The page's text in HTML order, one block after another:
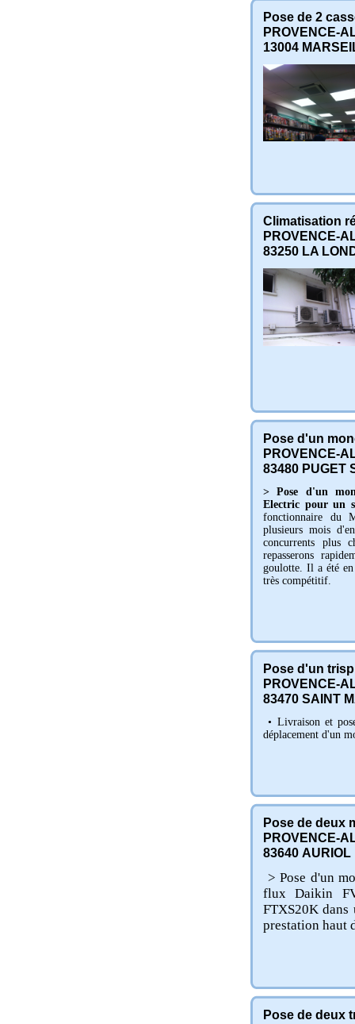
Pose de 2
PROVENCE-
13004
Climatisation
PROVENCE-
83250 LA
Pose d'un
PROVENCE-
83480 PUGET
> Pose d'un
Electric pour un
fonctionnaire du
plusieurs mois
concurrents plus
repasserons
goulotte. Il a été
très compétitif.
Pose d'un
PROVENCE-
83470 SAINT
• Livraison et
déplacement d'un
Pose de deux
PROVENCE-
83640 AURIOL
> Pose d'un
flux Daikin
FTXS20K
prestation haut
Pose de deux